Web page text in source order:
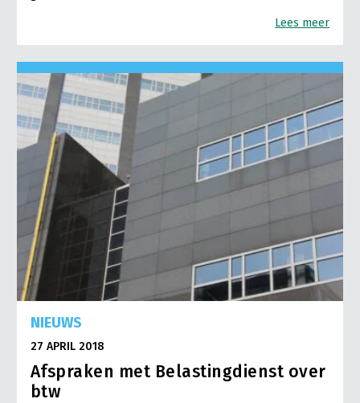
Lees meer
NIEUWS
27 APRIL 2018
Afspraken met Belastingdienst over
btw